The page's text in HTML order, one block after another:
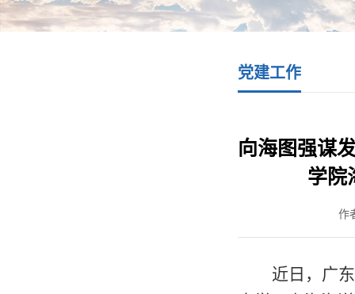
党建工作
向海图强谋
学院
作
近日，广